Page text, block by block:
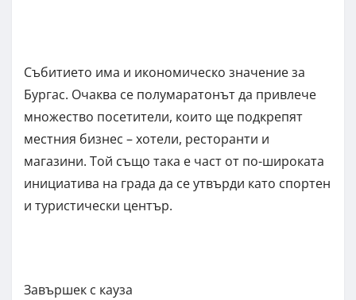
Събитието има и икономическо значение за
Бургас. Очаква се полумаратонът да привлече
множество посетители, които ще подкрепят
местния бизнес – хотели, ресторанти и
магазини. Той също така е част от по-широката
инициатива на града да се утвърди като спортен
и туристически център.
Завършек с кауза